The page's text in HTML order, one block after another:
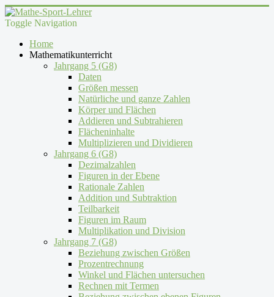
Toggle Navigation
Home
Mathematikunterricht
Jahrgang 5 (G8)
Daten
Größen messen
Natürliche und ganze Zahlen
Körper und Flächen
Addieren und Subtrahieren
Flächeninhalte
Multiplizieren und Dividieren
Jahrgang 6 (G8)
Dezimalzahlen
Figuren in der Ebene
Rationale Zahlen
Addition und Subtraktion
Teilbarkeit
Figuren im Raum
Multiplikation und Division
Jahrgang 7 (G8)
Beziehung zwischen Größen
Prozentrechnung
Winkel und Flächen untersuchen
Rechnen mit Termen